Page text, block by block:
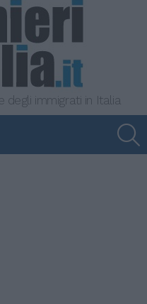
degli immigrati in Italia